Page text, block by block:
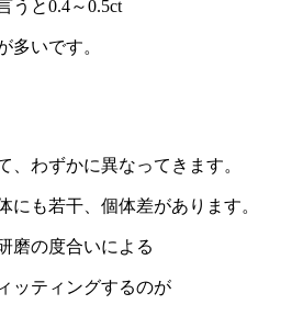
うと0.4～0.5ct
多いです。
、わずかに異なってきます。
にも若干、個体差があります。
磨の度合いによる
ッティングするのが